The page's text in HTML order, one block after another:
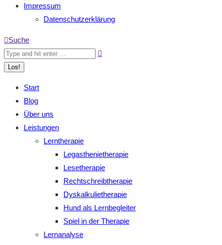
Impressum
Datenschutzerklärung
Search:
Suche
Start
Blog
Über uns
Leistungen
Lerntherapie
Legasthenietherapie
Lesetherapie
Rechtschreibtherapie
Dyskalkulietherapie
Hund als Lernbegleiter
Spiel in der Therapie
Lernanalyse